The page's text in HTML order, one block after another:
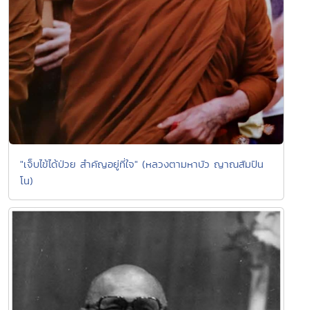
"เจ็บไข้ได้ป่วย สำคัญอยู่ที่ใจ" (หลวงตามหาบัว ญาณสัมปัน
โน)